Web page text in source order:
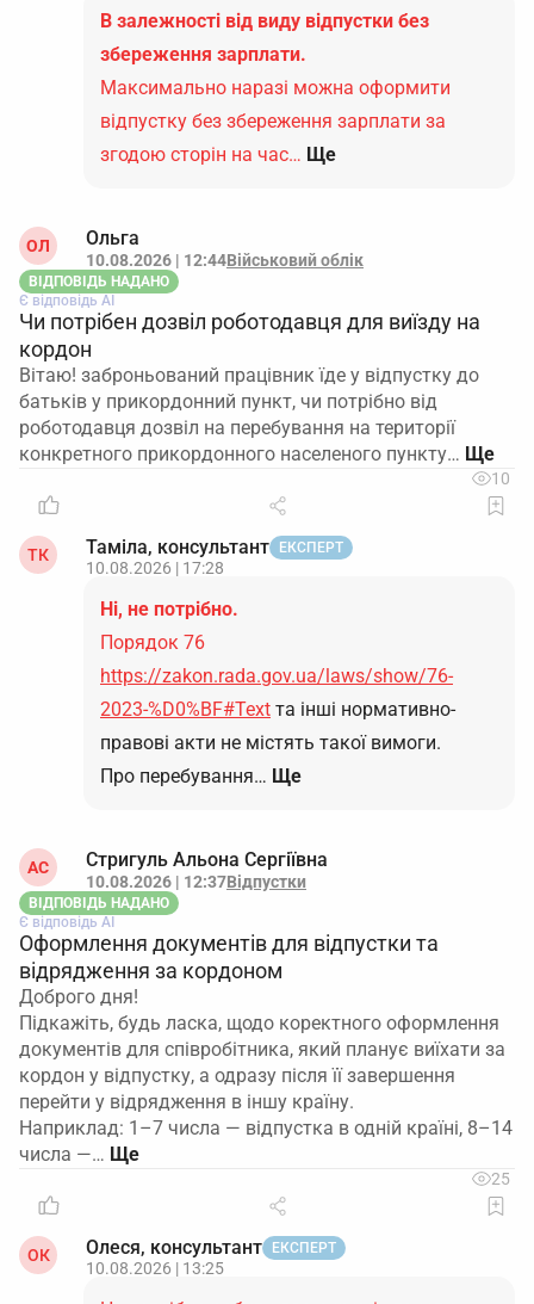
В залежності від виду відпустки без
збереження зарплати.
Максимально наразі можна оформити
відпустку без збереження зарплати за
згодою сторін на час… Ще
ОЛ Ольга
10.08.2026 | 12:44Військовий облік
ВІДПОВІДЬ НАДАНО
Є відповідь АІ
Чи потрібен дозвіл роботодавця для виїзду на
кордон
Вітаю! заброньований працівник їде у відпустку до
батьків у прикордонний пункт, чи потрібно від
роботодавця дозвіл на перебування на території
конкретного прикордонного населеного пункту…
10
ТК Таміла, консультант ЕКСПЕРТ
10.08.2026 | 17:28
Ні, не потрібно.
Порядок 76
https://zakon.rada.gov.ua/laws/show/76-
2023-%D0%BF#Text та інші нормативно-
правові акти не містять такої вимоги.
Про перебування… Ще
АС Стригуль Альона Сергіївна
10.08.2026 | 12:37Відпустки
ВІДПОВІДЬ НАДАНО
Є відповідь АІ
Оформлення документів для відпустки та
відрядження за кордоном
Доброго дня!
Підкажіть, будь ласка, щодо коректного оформлення
документів для співробітника, який планує виїхати за
кордон у відпустку, а одразу після її завершення
перейти у відрядження в іншу країну.
Наприклад: 1–7 числа — відпустка в одній країні, 8–14
числа —…
25
ОК Олеся, консультант ЕКСПЕРТ
10.08.2026 | 13:25